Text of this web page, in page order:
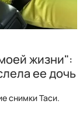
жизни":
ее дочь
снимки Таси.